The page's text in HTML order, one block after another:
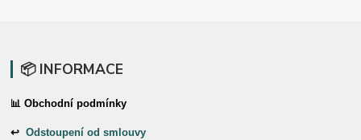
📦 INFORMACE
📊 Obchodní podmínky
↩Odstoupení od smlouvy